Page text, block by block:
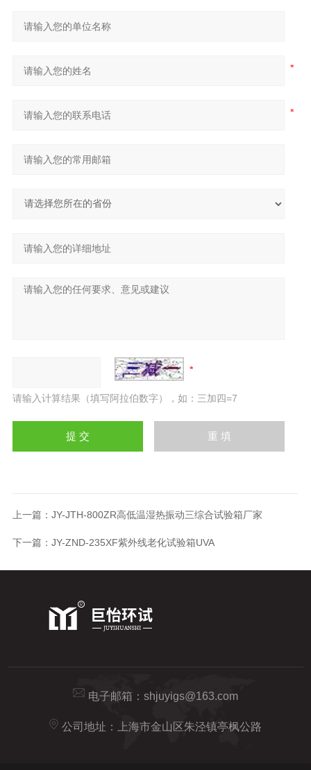
请输入计算结果（填写阿拉伯数字），如：三加四=7
上一篇： JY-JTH-800ZR高低温湿热振动三综合试验箱厂家
下一篇： JY-ZND-235XF紫外线老化试验箱UVA
电子邮箱： shjuyigs@163.com
公司地址：上海市金山区朱泾镇亭枫公路